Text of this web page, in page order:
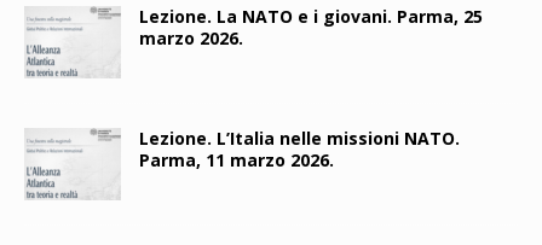
Lezione. La NATO e i giovani. Parma, 25
marzo 2026.
Lezione. L’Italia nelle missioni NATO.
Parma, 11 marzo 2026.